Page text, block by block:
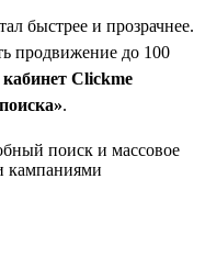
быстрее и прозрачнее.
продвижение до 100
Clickme
.